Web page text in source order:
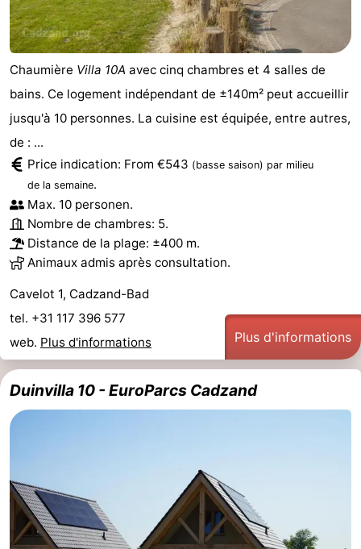
Chaumière Villa 10A avec cinq chambres et 4 salles de
bains. Ce logement indépendant de ±140m² peut accueillir
jusqu'à 10 personnes. La cuisine est équipée, entre autres,
de : ...
Price indication: From €543 (basse saison) par milieu
de la semaine.
Max. 10 personen.
Nombre de chambres: 5.
Distance de la plage: ±400 m.
Animaux admis après consultation.
Cavelot 1, Cadzand-Bad
tel. +31 117 396 577
web. Plus d'informations Plus d'informations
Duinvilla 10 - EuroParcs Cadzand